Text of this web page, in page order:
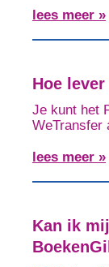
lees meer »
Hoe
Je kunt het
WeTransfer
lees meer »
Kan ik